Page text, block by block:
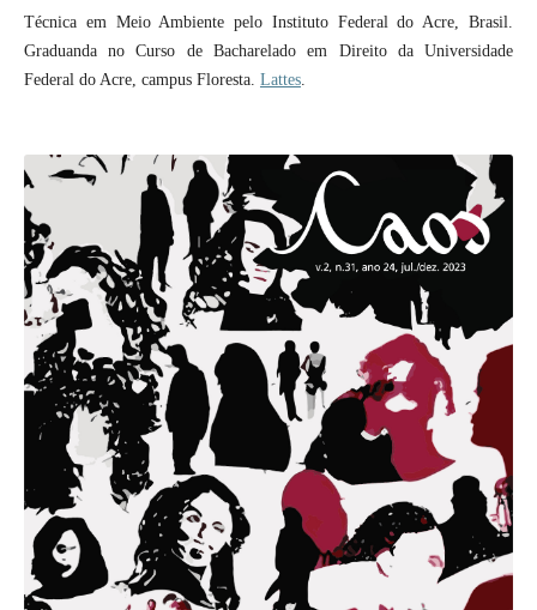
Técnica em Meio Ambiente pelo Instituto Federal do Acre, Brasil.
Graduanda no Curso de Bacharelado em Direito da Universidade
Federal do Acre, campus Floresta. Lattes.